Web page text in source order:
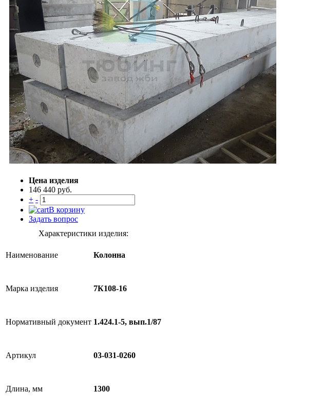
Цена изделия
146 440 руб.
+ -
В корзину
Задать вопрос
Характеристики изделия:
Наименование Колонна
Марка изделия 7К108-16
Нормативный документ 1.424.1-5, вып.1/87
Артикул 03-031-0260
Длина, мм 1300